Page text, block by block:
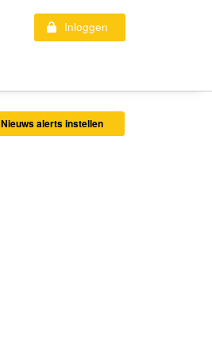
Inloggen
Nieuws alerts instellen